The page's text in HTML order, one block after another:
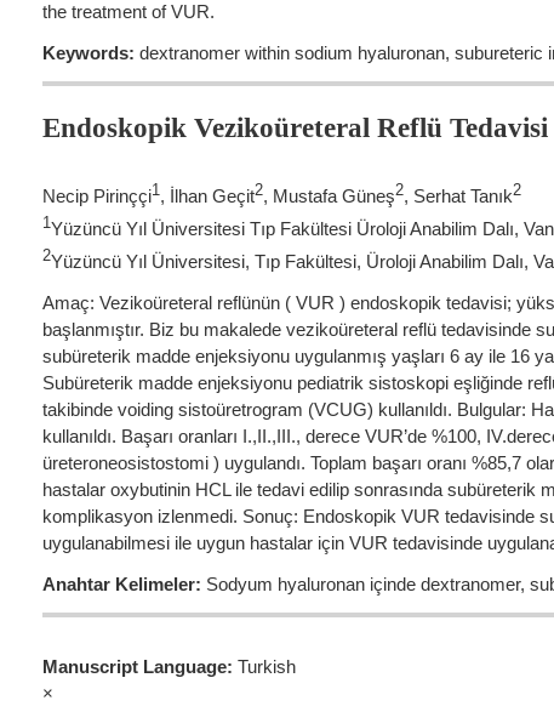
the treatment of VUR.
Keywords: dextranomer within sodium hyaluronan, subureteric
Endoskopik Vezikoüreteral Reflü Tedavisi
Necip Pirinççi1, İlhan Geçit2, Mustafa Güneş2, Serhat Tanık2
1Yüzüncü Yıl Üniversitesi Tıp Fakültesi Üroloji Anabilim Dalı, Van
2Yüzüncü Yıl Üniversitesi, Tıp Fakültesi, Üroloji Anabilim Dalı,
Amaç: Vezikoüreteral reflünün ( VUR ) endoskopik tedavisi;
başlanmıştır. Biz bu makalede vezikoüreteral reflü tedavisinde
subüreterik madde enjeksiyonu uygulanmış yaşları 6 ay ile 16
Subüreterik madde enjeksiyonu pediatrik sistoskopi eşliğinde
takibinde voiding sistoüretrogram (VCUG) kullanıldı. Bulgular:
kullanıldı. Başarı oranları I.,II.,III., derece VUR’de %100,
üreteroneosistostomi ) uygulandı. Toplam başarı oranı %85,7
hastalar oxybutinin HCL ile tedavi edilip sonrasında subüreterik
komplikasyon izlenmedi. Sonuç: Endoskopik VUR tedavisinde
uygulanabilmesi ile uygun hastalar için VUR tedavisinde
Anahtar Kelimeler: Sodyum hyaluronan içinde dextranomer,
Manuscript Language: Turkish
×